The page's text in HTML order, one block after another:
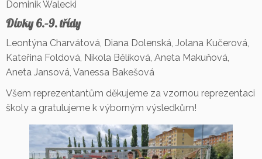
Dominik Walecki
Dívky 6.–9. třídy
Leontýna Charvátová, Diana Dolenská, Jolana Kučerová,
Kateřina Foldová, Nikola Bělíková, Aneta Makuňová,
Aneta Jansová, Vanessa Bakešová
Všem reprezentantům děkujeme za vzornou reprezentaci
školy a gratulujeme k výborným výsledkům!